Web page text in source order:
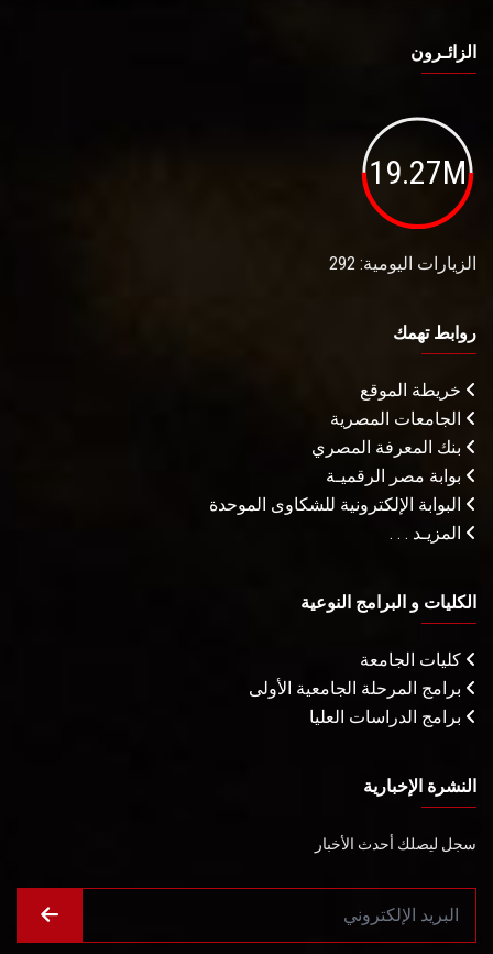
الزائـرون
19.27M
الزيارات اليومية: 292
روابط تهمك
خريطة الموقع
الجامعات المصرية
بنك المعرفة المصري
بوابة مصر الرقميـة
البوابة الإلكترونية للشكاوى الموحدة
المزيـد . . .
الكليات و البرامج النوعية
كليات الجامعة
برامج المرحلة الجامعية الأولى
برامج الدراسات العليا
النشرة الإخبارية
سجل ليصلك أحدث الأخبار